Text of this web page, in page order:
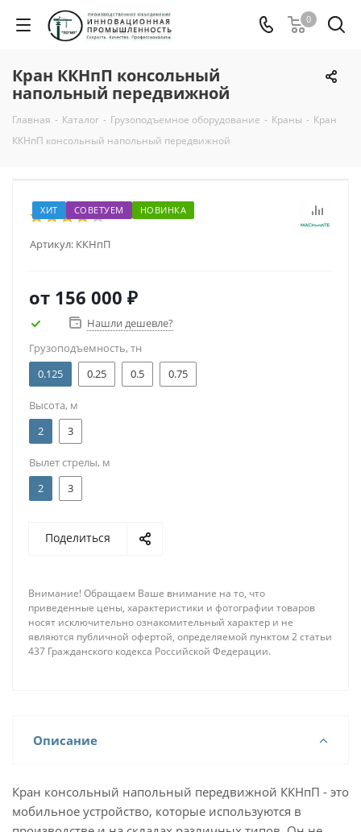
0
Кран ККНпП консольный
напольный передвижной
Главная - Каталог - Грузоподъемное оборудование - Краны - Кран
ККНпП консольный напольный передвижной
ХИТ СОВЕТУЕМ НОВИНКА
Артикул: ККНпП
от 156 000 ₽
Нашли дешевле?
Грузоподъемность, тн
0.125
0.25 0.5 0.75
Высота, м
2
3
Вылет стрелы, м
2
3
Поделиться
Внимание! Обращаем Ваше внимание на то, что
приведенные цены, характеристики и фотографии товаров
носят исключительно ознакомительный характер и не
являются публичной офертой, определяемой пунктом 2 статьи
437 Гражданского кодекса Российской Федерации.
Описание
Кран консольный напольный передвижной ККНпП - это
мобильное устройство, которые используются в